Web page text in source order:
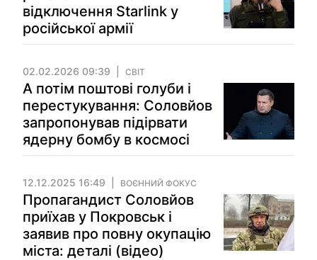
відключення Starlink у
російської армії
02.02.2026 09:39 СВІТ
А потім поштові голуби і
перестукування: Соловйов
запропонував підірвати
ядерну бомбу в космосі
12.12.2025 16:49 ВОЄННИЙ ФОКУС
Пропагандист Соловйов
приїхав у Покровськ і
заявив про повну окупацію
міста: деталі (відео)